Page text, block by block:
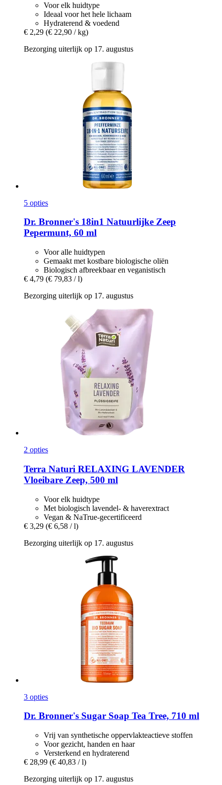
Voor elk huidtype
Ideaal voor het hele lichaam
Hydraterend & voedend
€ 2,29 (€ 22,90 / kg)
Bezorging uiterlijk op 17. augustus
5 opties
Dr. Bronner's 18in1 Natuurlijke Zeep
Pepermunt, 60 ml
Voor alle huidtypen
Gemaakt met kostbare biologische oliën
Biologisch afbreekbaar en veganistisch
€ 4,79 (€ 79,83 / l)
Bezorging uiterlijk op 17. augustus
2 opties
Terra Naturi RELAXING LAVENDER
Vloeibare Zeep, 500 ml
Voor elk huidtype
Met biologisch lavendel- & haverextract
Vegan & NaTrue-gecertificeerd
€ 3,29 (€ 6,58 / l)
Bezorging uiterlijk op 17. augustus
3 opties
Dr. Bronner's Sugar Soap Tea Tree, 710 ml
Vrij van synthetische oppervlakteactieve stoffen
Voor gezicht, handen en haar
Versterkend en hydraterend
€ 28,99 (€ 40,83 / l)
Bezorging uiterlijk op 17. augustus